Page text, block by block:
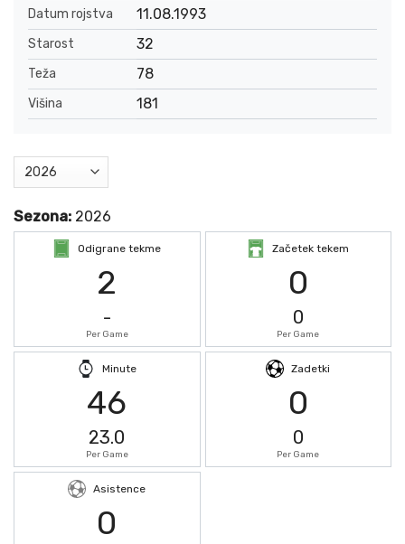
Datum rojstva 11.08.1993
Starost 32
Teža 78
Višina 181
Sezona: 2026
Odigrane tekme
2
-
Per Game
Začetek tekem
0
0
Per Game
Minute
46
23.0
Per Game
Zadetki
0
0
Per Game
Asistence
0